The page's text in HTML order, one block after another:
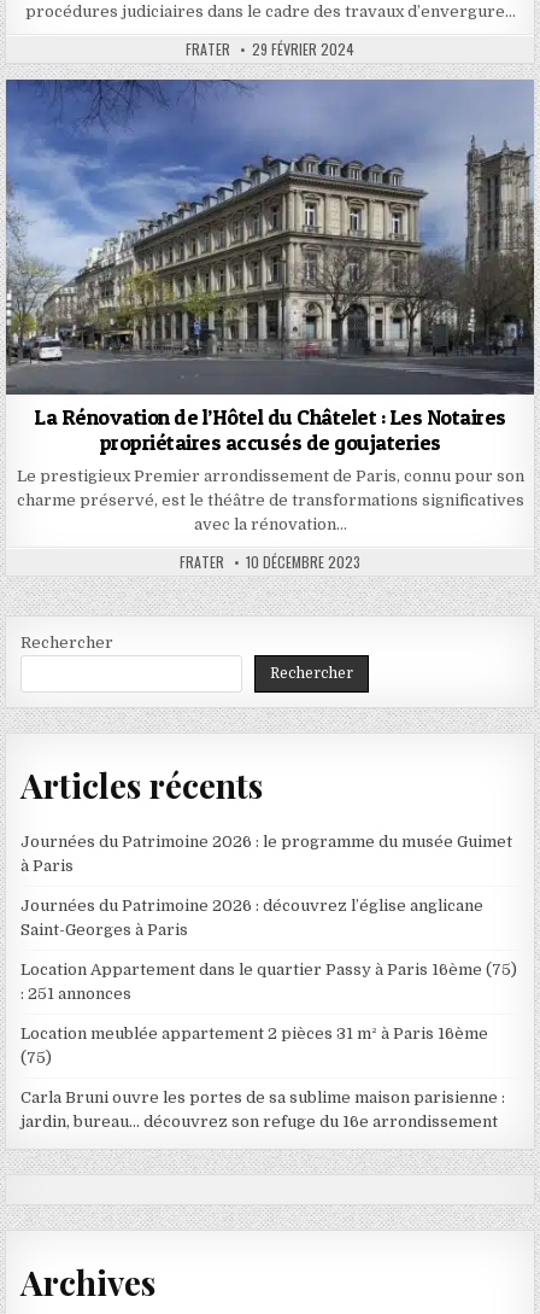
procédures judiciaires dans le cadre des travaux d’envergure…
AUTHOR:
FRATER PUBLISHED
DATE:
29 FÉVRIER 2024
La Rénovation de l’Hôtel du Châtelet : Les Notaires
propriétaires accusés de goujateries
Le prestigieux Premier arrondissement de Paris, connu pour son
charme préservé, est le théâtre de transformations significatives
avec la rénovation…
AUTHOR:
FRATER PUBLISHED
DATE:
10 DÉCEMBRE 2023
Rechercher
Rechercher
Articles récents
Journées du Patrimoine 2026 : le programme du musée Guimet
à Paris
Journées du Patrimoine 2026 : découvrez l’église anglicane
Saint-Georges à Paris
Location Appartement dans le quartier Passy à Paris 16ème (75)
: 251 annonces
Location meublée appartement 2 pièces 31 m² à Paris 16ème
(75)
Carla Bruni ouvre les portes de sa sublime maison parisienne :
jardin, bureau… découvrez son refuge du 16e arrondissement
Archives